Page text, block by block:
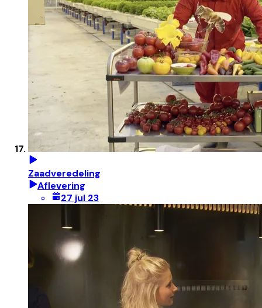
Zaadveredeling
Aflevering
27 jul 23